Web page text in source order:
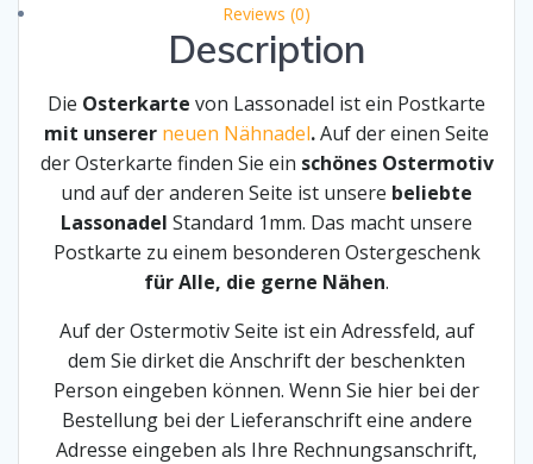
Reviews (0)
Description
Die Osterkarte von Lassonadel ist ein Postkarte
mit unserer neuen Nähnadel.Auf der einen Seite
der Osterkarte finden Sie ein schönes Ostermotiv
und auf der anderen Seite ist unsere beliebte
Lassonadel Standard 1mm. Das macht unsere
Postkarte zu einem besonderen Ostergeschenk
für Alle, die gerne Nähen.
Auf der Ostermotiv Seite ist ein Adressfeld, auf
dem Sie dirket die Anschrift der beschenkten
Person eingeben können. Wenn Sie hier bei der
Bestellung bei der Lieferanschrift eine andere
Adresse eingeben als Ihre Rechnungsanschrift,